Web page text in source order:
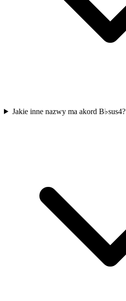
Jakie inne nazwy ma akord B♭sus4?